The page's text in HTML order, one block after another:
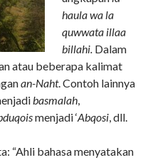
haula wa la
quwwata illaa
billahi. Dalam
atau beberapa kalimat
an-Naht. Contoh lainnya
basmalah,
menjadi ‘Abqosi, dll.
“Ahli bahasa menyatakan